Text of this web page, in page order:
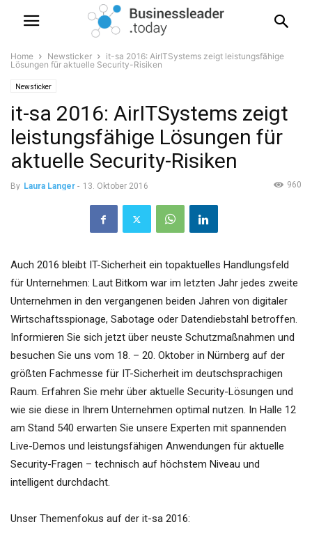
Home Newsticker
it-sa 2016: AirITSystems zeigt leistungsfähige
Lösungen für aktuelle Security-Risiken
Newsticker
it-sa 2016: AirITSystems zeigt
leistungsfähige Lösungen für
aktuelle Security-Risiken
By Laura Langer - 13. Oktober 2016 960
Auch 2016 bleibt IT-Sicherheit ein topaktuelles Handlungsfeld
für Unternehmen: Laut Bitkom war im letzten Jahr jedes zweite
Unternehmen in den vergangenen beiden Jahren von digitaler
Wirtschaftsspionage, Sabotage oder Datendiebstahl betroffen.
Informieren Sie sich jetzt über neuste Schutzmaßnahmen und
besuchen Sie uns vom 18. – 20. Oktober in Nürnberg auf der
größten Fachmesse für IT-Sicherheit im deutschsprachigen
Raum. Erfahren Sie mehr über aktuelle Security-Lösungen und
wie sie diese in Ihrem Unternehmen optimal nutzen. In Halle 12
am Stand 540 erwarten Sie unsere Experten mit spannenden
Live-Demos und leistungsfähigen Anwendungen für aktuelle
Security-Fragen – technisch auf höchstem Niveau und
intelligent durchdacht.
Unser Themenfokus auf der it-sa 2016: